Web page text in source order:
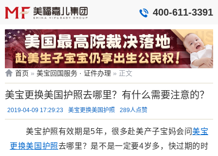
400-611-3391
首页 » 美宝回国服务 · 证件办理 » 正文
美宝更换美国护照去哪里？有什么需要注意的？
2019-04-09 17:29:23 美宝更换美国护照 289人点赞
美宝护照有效期是5年，很多赴美产子宝妈会问美宝
更换美国护照去哪里？是不是一定要4岁多，快过期的时